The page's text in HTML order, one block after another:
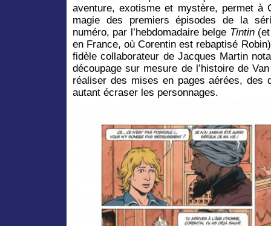
aventure, exotisme et mystère, permet à
magie des premiers épisodes de la
numéro, par l’hebdomadaire belge Tintin(et
en France, où Corentin est rebaptisé
fidèle collaborateur de Jacques Martin
découpage sur mesure de l’histoire de
réaliser des mises en pages aérées, des
autant écraser les personnages.